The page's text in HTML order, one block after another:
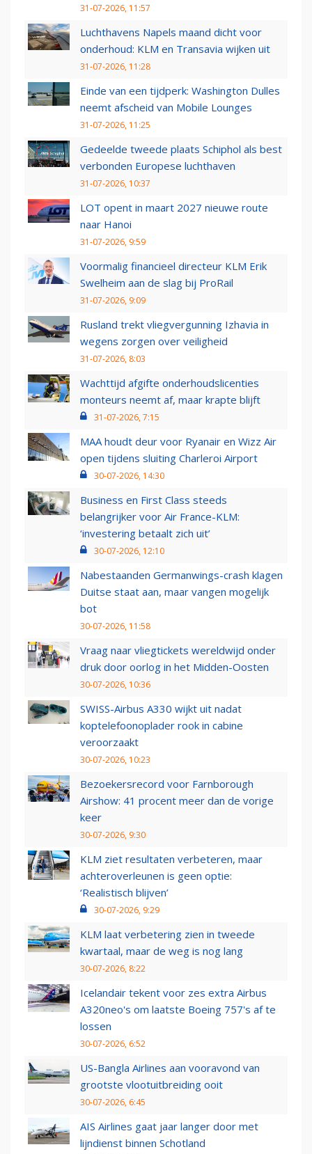
31-07-2026, 11:57
Luchthavens Napels maand dicht voor
onderhoud: KLM en Transavia wijken uit
31-07-2026, 11:28
Einde van een tijdperk: Washington Dulles
neemt afscheid van Mobile Lounges
31-07-2026, 11:25
Gedeelde tweede plaats Schiphol als best
verbonden Europese luchthaven
31-07-2026, 10:37
LOT opent in maart 2027 nieuwe route
naar Hanoi
31-07-2026, 9:59
Voormalig financieel directeur KLM Erik
Swelheim aan de slag bij ProRail
31-07-2026, 9:09
Rusland trekt vliegvergunning Izhavia in
wegens zorgen over veiligheid
31-07-2026, 8:03
Wachttijd afgifte onderhoudslicenties
monteurs neemt af, maar krapte blijft
31-07-2026, 7:15
MAA houdt deur voor Ryanair en Wizz Air
open tijdens sluiting Charleroi Airport
30-07-2026, 14:30
Business en First Class steeds
belangrijker voor Air France-KLM:
‘investering betaalt zich uit’
30-07-2026, 12:10
Nabestaanden Germanwings-crash klagen
Duitse staat aan, maar vangen mogelijk
bot
30-07-2026, 11:58
Vraag naar vliegtickets wereldwijd onder
druk door oorlog in het Midden-Oosten
30-07-2026, 10:36
SWISS-Airbus A330 wijkt uit nadat
koptelefoonoplader rook in cabine
veroorzaakt
30-07-2026, 10:23
Bezoekersrecord voor Farnborough
Airshow: 41 procent meer dan de vorige
keer
30-07-2026, 9:30
KLM ziet resultaten verbeteren, maar
achteroverleunen is geen optie:
‘Realistisch blijven’
30-07-2026, 9:29
KLM laat verbetering zien in tweede
kwartaal, maar de weg is nog lang
30-07-2026, 8:22
Icelandair tekent voor zes extra Airbus
A320neo's om laatste Boeing 757's af te
lossen
30-07-2026, 6:52
US-Bangla Airlines aan vooravond van
grootste vlootuitbreiding ooit
30-07-2026, 6:45
AIS Airlines gaat jaar langer door met
lijndienst binnen Schotland